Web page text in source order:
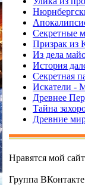
Секретные
Призрак из
Из дела
История
Секретная
Искатели -
Древнее
Тайна
Древние
Нравятся мой
Группа